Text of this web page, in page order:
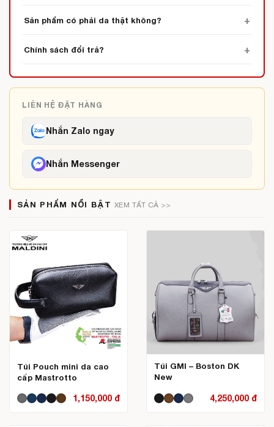
Sản phẩm có phải da thật không?
Chính sách đổi trả?
LIÊN HỆ ĐẶT HÀNG
Nhắn Zalo ngay
Nhắn Messenger
SẢN PHẨM NỔI BẬTXEM TẤT CẢ >>
Túi Pouch mini da cao
cấp Mastrotto
1,150,000 đ
Túi GMI – Boston DK
New
4,250,000 đ